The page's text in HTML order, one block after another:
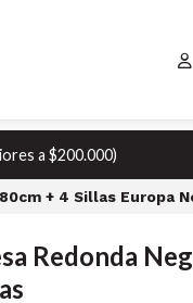
a $200.000)
+ 4 Sillas Europa
Redonda